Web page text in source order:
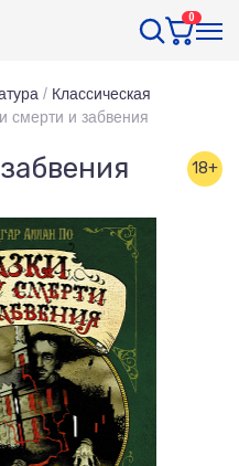
0
/ Классическая
смерти и забвения
18+